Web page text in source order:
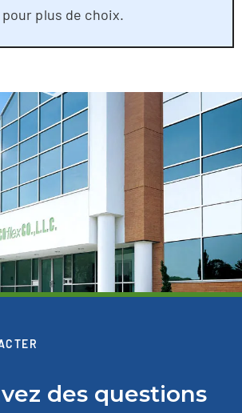
pour plus de choix.
des questions